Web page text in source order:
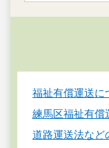
福祉有償運送に
練馬区福祉有償
道路運送法など